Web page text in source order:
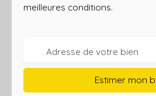
meilleures conditions.
Adresse de votre bien
Estimer mon